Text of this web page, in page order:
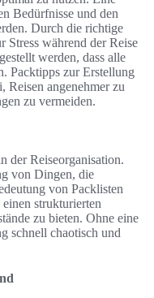
Bedürfnisse und den
Durch die richtige
Stress während der Reise
werden, dass alle
Packtipps zur Erstellung
Reisen angenehmer zu
zu vermeiden.
der Reiseorganisation.
von Dingen, die
von Packlisten
strukturierten
zu bieten. Ohne eine
schnell chaotisch und